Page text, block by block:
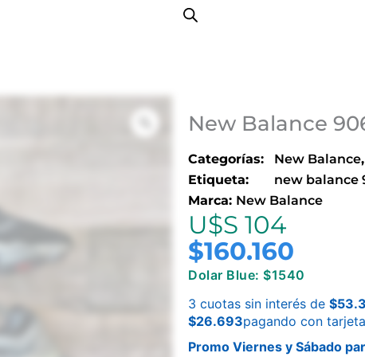
New Balance
Categorías: New Balance
Etiqueta:
new balance
Marca: New Balance
U$S 104
$160.160
Dolar Blue: $1540
3 cuotas sin interés de$
$26.693pagando con
Promo Viernes y Sábado